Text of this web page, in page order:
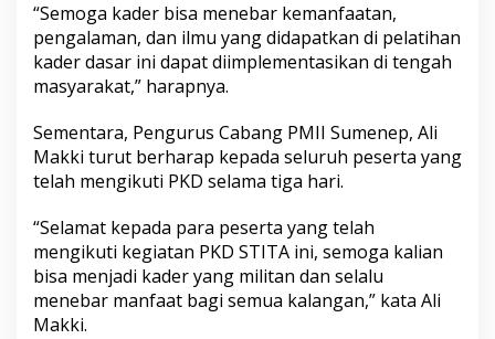
“Semoga kader bisa menebar kemanfaatan,
pengalaman, dan ilmu yang didapatkan di pelatihan
kader dasar ini dapat diimplementasikan di tengah
masyarakat,” harapnya.
Sementara, Pengurus Cabang PMII Sumenep, Ali
Makki turut berharap kepada seluruh peserta yang
telah mengikuti PKD selama tiga hari.
“Selamat kepada para peserta yang telah
mengikuti kegiatan PKD STITA ini, semoga kalian
bisa menjadi kader yang militan dan selalu
menebar manfaat bagi semua kalangan,” kata Ali
Makki.